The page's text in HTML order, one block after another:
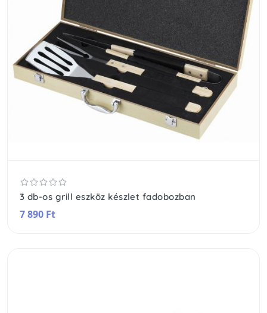
3 db-os grill eszköz készlet fadobozban
7 890 Ft